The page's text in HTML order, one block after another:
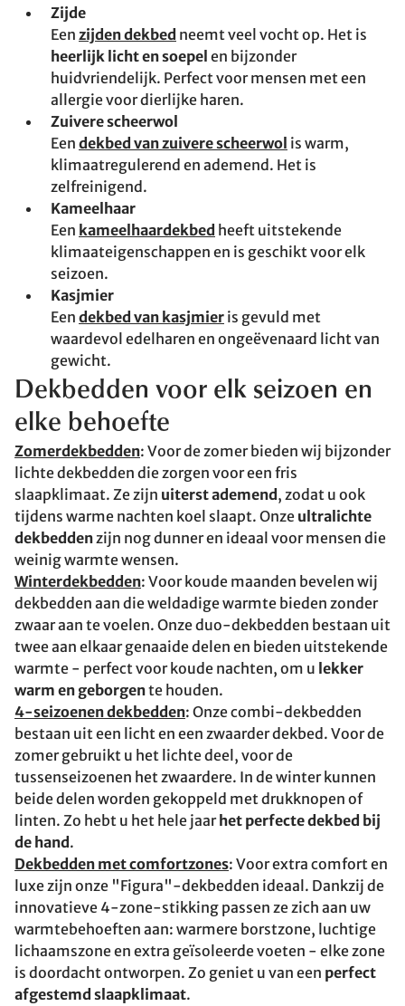
Zijde
Een zijden dekbed neemt veel vocht op. Het is
heerlijk licht en soepel en bijzonder
huidvriendelijk. Perfect voor mensen met een
allergie voor dierlijke haren.
Zuivere scheerwol
Een dekbed van zuivere scheerwol is warm,
klimaatregulerend en ademend. Het is
zelfreinigend.
Kameelhaar
Een kameelhaardekbed heeft uitstekende
klimaateigenschappen en is geschikt voor elk
seizoen.
Kasjmier
Een dekbed van kasjmier is gevuld met
waardevol edelharen en ongeëvenaard licht van
gewicht.
Dekbedden voor elk seizoen en
elke behoefte
Zomerdekbedden: Voor de zomer bieden wij bijzonder
lichte dekbedden die zorgen voor een fris
slaapklimaat. Ze zijn uiterst ademend , zodat u ook
tijdens warme nachten koel slaapt. Onze ultralichte
dekbeddenzijn nog dunner en ideaal voor mensen die
weinig warmte wensen.
Winterdekbedden: Voor koude maanden bevelen wij
dekbedden aan die weldadige warmte bieden zonder
zwaar aan te voelen. Onze duo-dekbedden bestaan uit
twee aan elkaar genaaide delen en bieden uitstekende
warmte - perfect voor koude nachten, om u lekker
warm en geborgente houden.
4-seizoenen dekbedden: Onze combi-dekbedden
bestaan uit een licht en een zwaarder dekbed. Voor de
zomer gebruikt u het lichte deel, voor de
tussenseizoenen het zwaardere. In de winter kunnen
beide delen worden gekoppeld met drukknopen of
linten. Zo hebt u het hele jaar het perfecte dekbed bij
de hand .
Dekbedden met comfortzones: Voor extra comfort en
luxe zijn onze "Figura"-dekbedden ideaal. Dankzij de
innovatieve 4-zone-stikking passen ze zich aan uw
warmtebehoeften aan: warmere borstzone, luchtige
lichaamszone en extra geïsoleerde voeten - elke zone
is doordacht ontworpen. Zo geniet u van een perfect
afgestemd slaapklimaat.